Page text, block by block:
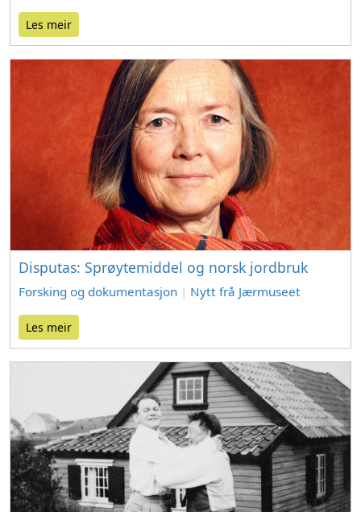
Les meir
Disputas: Sprøytemiddel og norsk jordbruk
Forsking og dokumentasjon | Nytt frå Jærmuseet
Les meir